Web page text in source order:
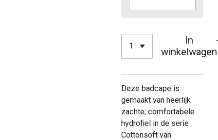
In
winkelwagen
Deze badcape is
gemaakt van heerlijk
zachte, comfortabele
hydrofiel in de serie
Cottonsoft van